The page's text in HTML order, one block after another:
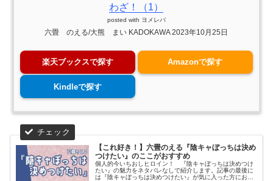
わざ！（1）
posted with ヨメレバ
六畳 のえる/大熊 まい KADOKAWA 2023年10月25日
楽天ブックスで探す Amazonで探す
Kindleで探す
【これ好き！】六畳のえる『陰キャぼっちは決め
つけたい』のここがおすすめ
個人的今いちおしヒロイン！ 『陰キャぼっちは決めつけ
たい』の魅力をネタバレなしで紹介します。記事の最後に
は『陰キャぼっちは決めつけたい』が気に入った方におす